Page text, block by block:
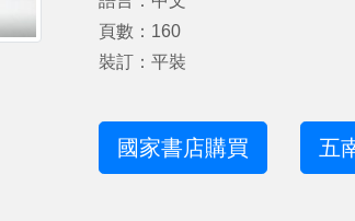
頁數：160
裝訂：平裝
國家書店購買 五